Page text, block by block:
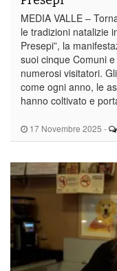
17 Novembre 2025 -
MEDIA VALLE –
le tradizioni natalizie
Presepi”, la
suoi cinque Comuni
numerosi visitatori.
come ogni anno, le
hanno coltivato e